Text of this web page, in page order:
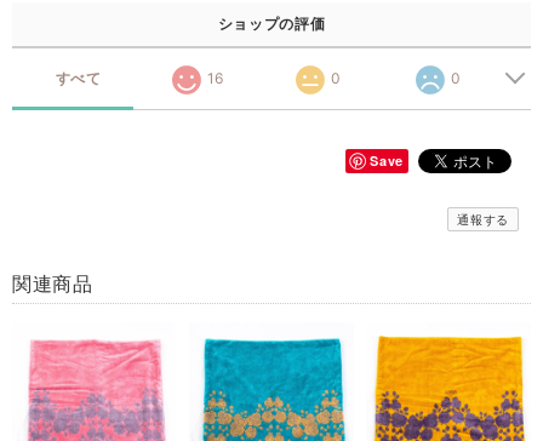
ショップの評価
すべて 16 0 0
Save
通報する
関連商品